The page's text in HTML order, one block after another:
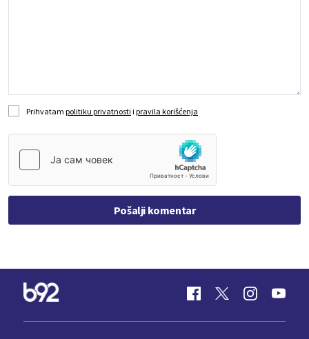
Prihvatam politiku privatnosti i pravila korišćenja
Pošalji komentar